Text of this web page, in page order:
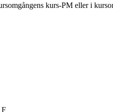
kurs-PM eller i
F